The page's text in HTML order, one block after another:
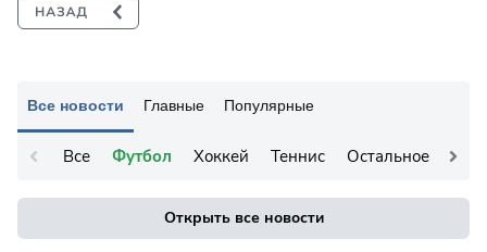
Все новости Главные Популярные
Все Футбол Хоккей Теннис Остальное
Открыть все новости